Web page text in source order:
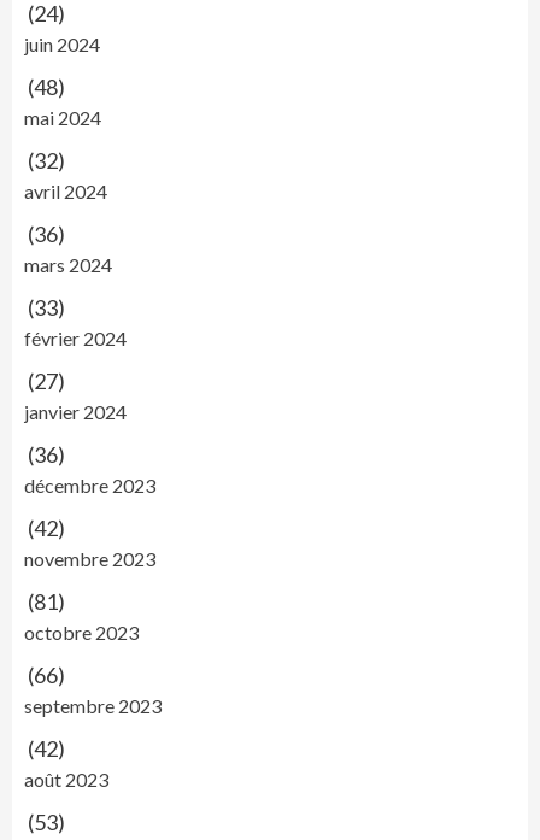
(24)
juin 2024
(48)
mai 2024
(32)
avril 2024
(36)
mars 2024
(33)
février 2024
(27)
janvier 2024
(36)
décembre 2023
(42)
novembre 2023
(81)
octobre 2023
(66)
septembre 2023
(42)
août 2023
(53)